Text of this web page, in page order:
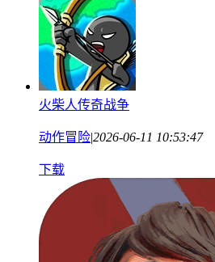
火柴人传奇战争
动作冒险|2026-06-11 10:53:47
下载